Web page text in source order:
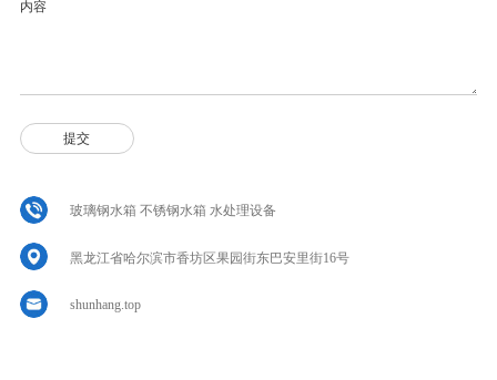
玻璃钢水箱 不锈钢水箱 水处理设备
黑龙江省哈尔滨市香坊区果园街东巴安里街16号
shunhang.top